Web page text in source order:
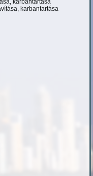
karbantartása
karbantartása